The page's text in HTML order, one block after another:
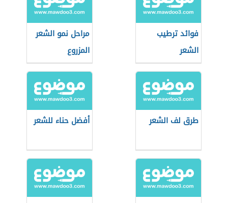
فوائد ترطيب
الشعر
مراحل نمو الشعر
المزروع
طرق لف الشعر أفضل حناء للشعر